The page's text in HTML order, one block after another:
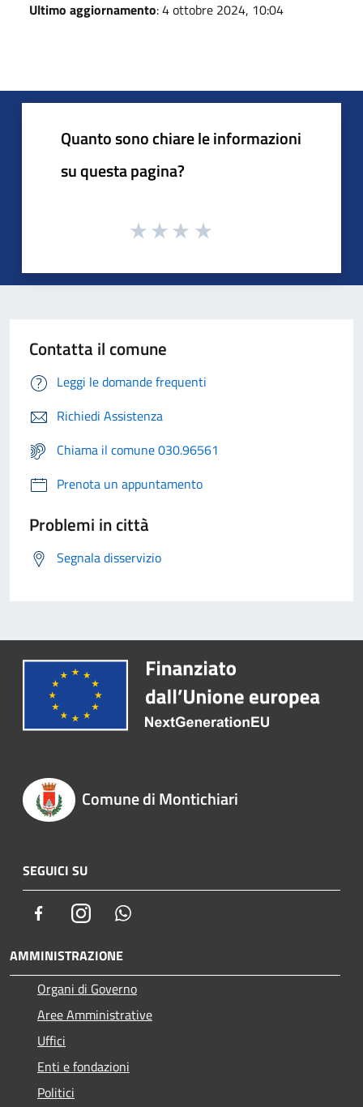
Ultimo aggiornamento: 4 ottobre 2024, 10:04
Quanto sono chiare le informazioni
su questa pagina?
Contatta il comune
Leggi le domande frequenti
Richiedi Assistenza
Chiama il comune 030.96561
Prenota un appuntamento
Problemi in città
Segnala disservizio
Comune di Montichiari
SEGUICI SU
FacebookInstagram
AMMINISTRAZIONE
Organi di Governo
Aree Amministrative
Uffici
Enti e fondazioni
Politici